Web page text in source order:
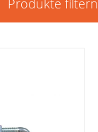
Produkte filtern